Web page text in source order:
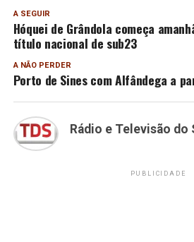
A SEGUIR
Hóquei de Grândola começa
título nacional de sub23
A NÃO PERDER
Porto de Sines com Alfândega a
Rádio e Televisão do
PUBLICIDADE